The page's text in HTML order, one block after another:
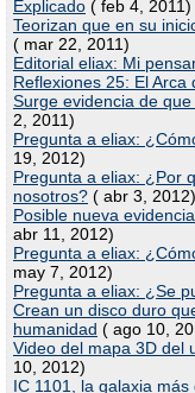
Explicado ( feb 4, 2011)
Teorizan que en su
( mar 22, 2011)
Editorial eliax: Mi
Reflexiones 25: El Arca
Surge evidencia de
2, 2011)
Pregunta a eliax:
19, 2012)
Pregunta a eliax: ¿Por
nosotros? ( abr 3, 2012)
Posible nueva
abr 11, 2012)
Pregunta a eliax:
may 7, 2012)
Pregunta a eliax: ¿Se
Crean un disco duro
humanidad ( ago 10,
Video del mapa 3D del
10, 2012)
IC 1101, la galaxia